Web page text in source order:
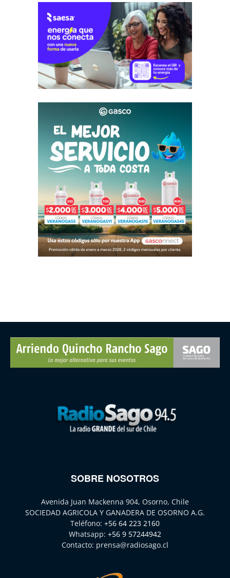
SOBRE NOSOTROS
Avenida Juan Mackenna 904, Osorno, Chile
SOCIEDAD AGRICOLA Y GANADERA DE OSORNO A.G.
Teléfono: +56 64 223 2160
Whatsapp: +56 9 57244942
Contacto: prensa@radiosago.cl